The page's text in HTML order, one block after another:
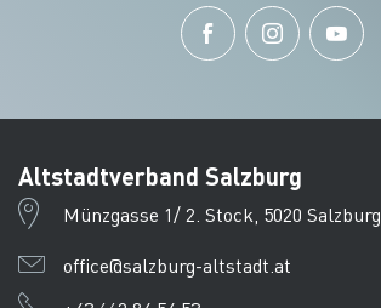
Altstadtverband Salzburg
Münzgasse 1/ 2. Stock, 5020 Salzburg
office@salzburg-altstadt.at